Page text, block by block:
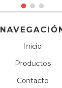
Inicio
Productos
Contacto